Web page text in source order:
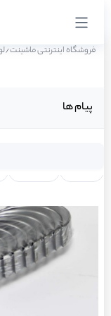
پیام ها
فروشگاه اینترنتی ماشینت/